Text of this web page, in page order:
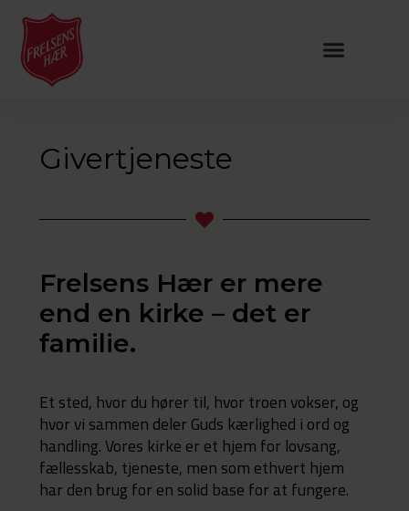
Givertjeneste
Frelsens Hær er mere
end en kirke – det er
familie.
Et sted, hvor du hører til, hvor troen vokser, og
hvor vi sammen deler Guds kærlighed i ord og
handling. Vores kirke er et hjem for lovsang,
fællesskab, tjeneste, men som ethvert hjem
har den brug for en solid base for at fungere.